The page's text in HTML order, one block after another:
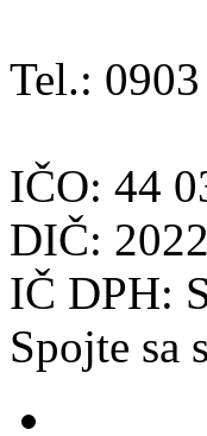
Tel.:
IČO: 44
DIČ:
IČ DPH:
Spojte sa